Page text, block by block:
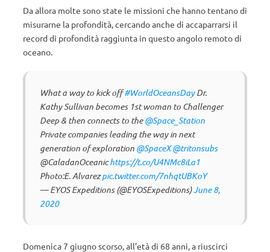
Da allora molte sono state le missioni che hanno tentano di
misurarne la profondità, cercando anche di accaparrarsi il
record di profondità raggiunta in questo angolo remoto di
oceano.
What a way to kick off#WorldOceansDayDr.
Kathy Sullivan becomes 1st woman to Challenger
Deep & then connects to the@Space_Station
Private companies leading the way in next
generation of exploration @SpaceX @tritonsubs
@CaladanOceanichttps://t.co/U4NMc8iLa1
Photo:E. Alvarezpic.twitter.com/7nhqtUBKoY
— EYOS Expeditions (@EYOSExpeditions)June 8,
2020
Domenica 7 giugno scorso, all’età di 68 anni, a riuscirci